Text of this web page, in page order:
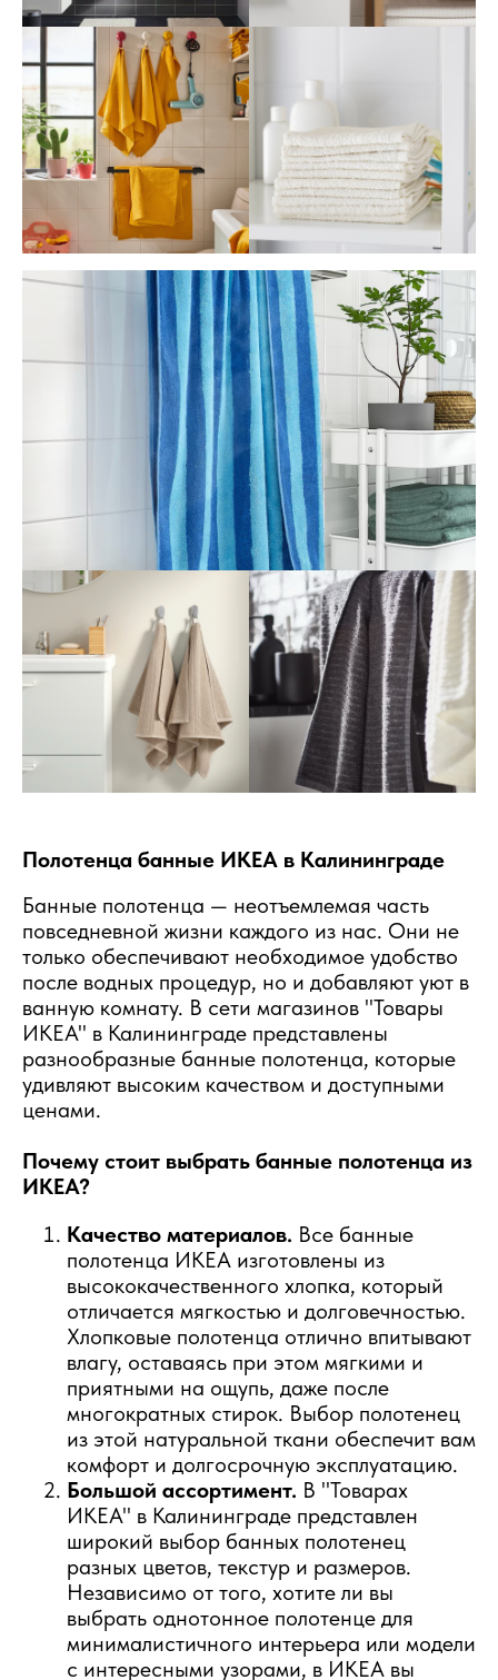
Полотенца банные ИКЕА в Калининграде
Банные полотенца — неотъемлемая часть
повседневной жизни каждого из нас. Они не
только обеспечивают необходимое удобство
после водных процедур, но и добавляют уют в
ванную комнату. В сети магазинов "Товары
ИКЕА" в Калининграде представлены
разнообразные банные полотенца, которые
удивляют высоким качеством и доступными
ценами.
Почему стоит выбрать банные полотенца из
ИКЕА?
Качество материалов. Все банные
полотенца ИКЕА изготовлены из
высококачественного хлопка, который
отличается мягкостью и долговечностью.
Хлопковые полотенца отлично впитывают
влагу, оставаясь при этом мягкими и
приятными на ощупь, даже после
многократных стирок. Выбор полотенец
из этой натуральной ткани обеспечит вам
комфорт и долгосрочную эксплуатацию.
Большой ассортимент. В "Товарах
ИКЕА" в Калининграде представлен
широкий выбор банных полотенец
разных цветов, текстур и размеров.
Независимо от того, хотите ли вы
выбрать однотонное полотенце для
минималистичного интерьера или модели
с интересными узорами, в ИКЕА вы